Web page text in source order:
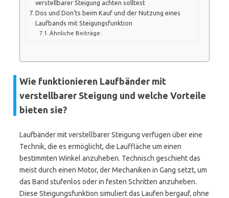
verstellbarer Steigung achten solltest
Dos und Don’ts beim Kauf und der Nutzung eines
Laufbands mit Steigungsfunktion
Ähnliche Beiträge:
Wie funktionieren Laufbänder mit
verstellbarer Steigung und welche Vorteile
bieten sie?
Laufbänder mit verstellbarer Steigung verfügen über eine
Technik, die es ermöglicht, die Lauffläche um einen
bestimmten Winkel anzuheben. Technisch geschieht das
meist durch einen Motor, der Mechaniken in Gang setzt, um
das Band stufenlos oder in festen Schritten anzuheben.
Diese Steigungsfunktion simuliert das Laufen bergauf, ohne